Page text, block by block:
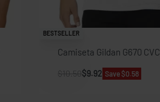
BESTSELLER
Camiseta Gildan G670 CVC
$9.92 Save $0.58